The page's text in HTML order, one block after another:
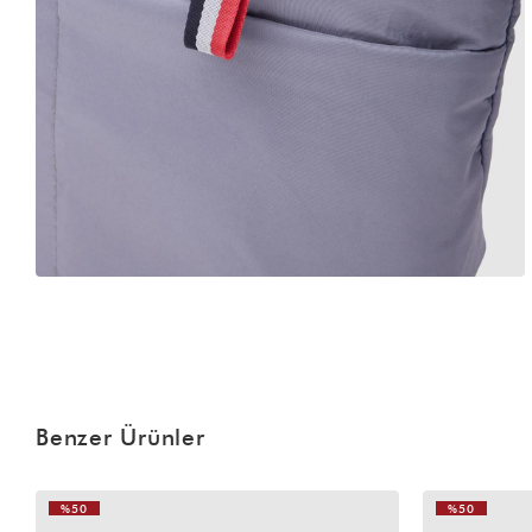
Benzer Ürünler
%50
%50